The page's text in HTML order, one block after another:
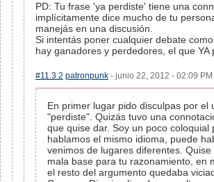
PD: Tu frase 'ya perdiste' tiene una
implícitamente dice mucho de tu
manejás en una discusión.
Si intentás poner cualquier debate
hay ganadores y perdedores, el que
#11.3.2 patronpunk - junio 22, 2012 - 02:09
En primer lugar pido disculpas por el
"perdiste". Quizás tuvo una
que quise dar. Soy un poco coloquial
hablamos el mismo idioma, puede
venimos de lugares diferentes.
mala base para tu razonamiento, en
el resto del argumento quedaba